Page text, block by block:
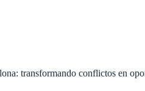
transformando conflictos en